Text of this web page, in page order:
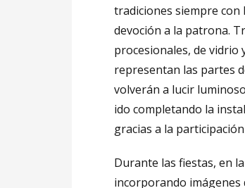
tradiciones siempre con
devoción a la patrona.
procesionales, de vidrio
representan las partes
volverán a lucir
ido completando la
gracias a la
Durante las fiestas, en
incorporando imágenes